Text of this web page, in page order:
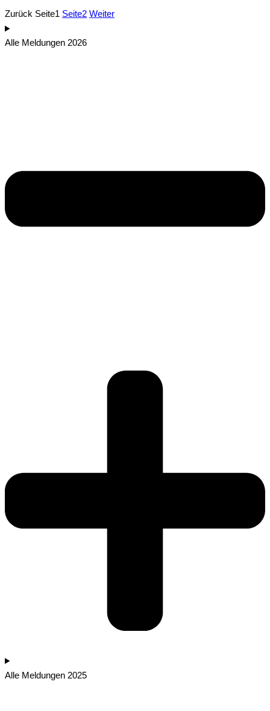
Zurück Seite1 Seite2 Weiter
Alle Meldungen 2026
Alle Meldungen 2025